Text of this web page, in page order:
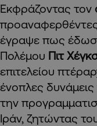
Εκφράζοντας τον
έγραψε πως
Πολέμου Πιτ
επιτελείου
ένοπλες
την
Ιράν, ζητώντας